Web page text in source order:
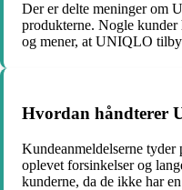
Der er delte meninger om
produkterne. Nogle kunder
og mener, at UNIQLO
Hvordan håndterer
Kundeanmeldelserne
oplevet forsinkelser og
kunderne, da de ikke har